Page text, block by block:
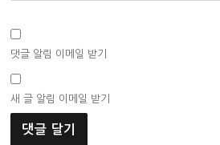
댓글 알림 이메일 받기
새 글 알림 이메일 받기